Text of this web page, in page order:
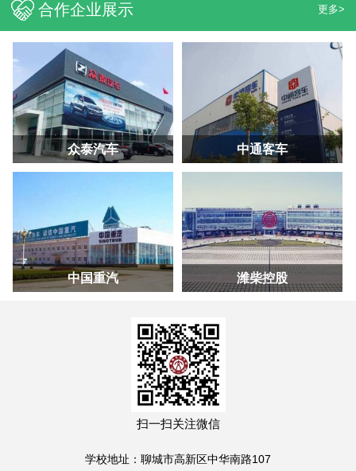
合作企业展示 更多>
众泰汽车 中通客车
中国重汽 潍柴控股
扫一扫关注微信
学校地址：聊城市高新区中华南路107